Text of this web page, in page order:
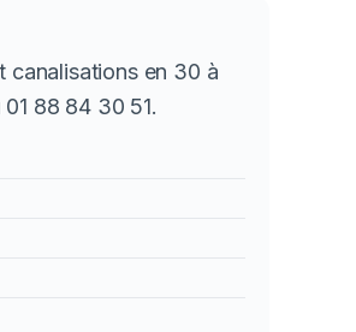
canalisations en 30 à
88 84 30 51.